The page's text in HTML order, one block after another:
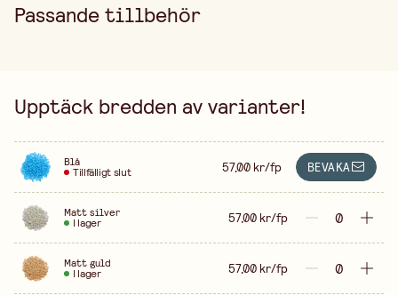
Passande tillbehör
Upptäck bredden av varianter!
Blå
Tillfälligt slut 57,00 kr/fp BEVAKA
Matt silver
I lager 57,00 kr/fp
Matt guld
I lager 57,00 kr/fp